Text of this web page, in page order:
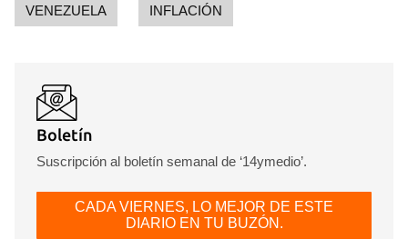
VENEZUELA INFLACIÓN
Boletín
Suscripción al boletín semanal de ‘14ymedio’.
CADA VIERNES, LO MEJOR DE ESTE
DIARIO EN TU BUZÓN.